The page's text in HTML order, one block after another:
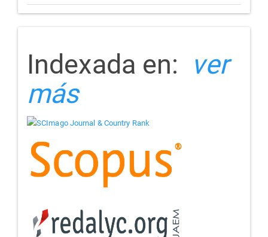
indizada
Indexada en: ver
más